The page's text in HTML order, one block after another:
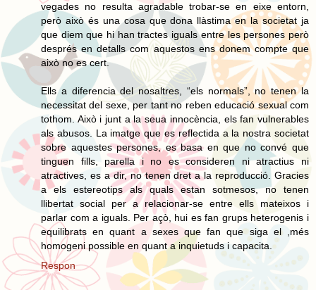
vegades no resulta agradable trobar-se en eixe entorn,
però això és una cosa que dona llàstima en la societat ja
que diem que hi han tractes iguals entre les persones però
després en detalls com aquestos ens donem compte que
això no es cert.
Ells a diferencia del nosaltres, “els normals”, no tenen la
necessitat del sexe, per tant no reben educació sexual com
tothom. Això i junt a la seua innocència, els fan vulnerables
als abusos. La imatge que es reflectida a la nostra societat
sobre aquestes persones, es basa en que no convé que
tinguen fills, parella i no es consideren ni atractius ni
atractives, es a dir, no tenen dret a la reproducció. Gracies
a els estereotips als quals estan sotmesos, no tenen
llibertat social per a relacionar-se entre ells mateixos i
parlar com a iguals. Per açò, hui es fan grups heterogenis i
equilibrats en quant a sexes que fan que siga el ,més
homogeni possible en quant a inquietuds i capacita.
Respon